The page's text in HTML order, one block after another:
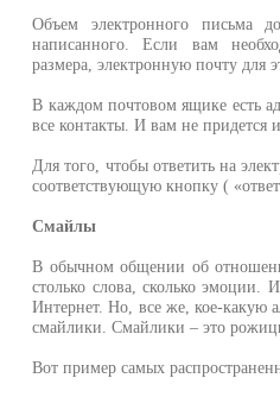
Объем электронного письма
написанного. Если вам
размера, электронную почту для
В каждом почтовом ящике есть
все контакты. И вам не придется
Для того, чтобы ответить на
соответствующую кнопку (
Смайлы
В обычном общении об
столько слова, сколько эмоции.
Интернет. Но, все же, кое-какую
смайлики. Смайлики – это
Вот пример самых